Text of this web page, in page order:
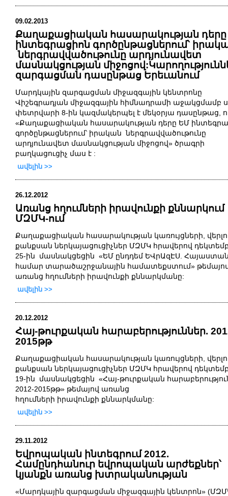
09.02.2013
Քաղաքացիական հասարակության
ինտեգրացիոն գործընթացներում՝
ներգրավվածութունը արդյունավետ
մասնակցության
զարգացման դասընթաց Երեւանում
Մարդկային զարգացման միջազգային կենտրոնը
Վիշեգրադյան միջազգային հիմնադրամի աջակցմամբ
փետրվարի 8-ին կազմակերպել է մեկօրյա դասընթաց,
«Քաղաքացիական հասարակության դերը ԵՄ
գործընթացներում՝ իրական ներգրավվածութունը
արդյունավետ մասնակցության միջոցով» ծրագրի
բաղկացուցիչ մաս է :
ավելին >>
26.12.2012
Առանց հղումների իրավունքի քննարկում
ՄԶՄԿ-ում
Քաղաքացիական հասարակության կառույցների,
քանքսաններկայացուցիչներ ՄԶՄԿ հրավերով
25- ին մասնակցեցին «ԵՄ ընդդեմ ԵՎրԱզԷՍ.
համար տարածաշրջանային համատեքստում»
առանց հղումների իրավունքի քննարկմանը:
ավելին >>
20.12.2012
Հայ-թուրքական հարաբերություններ.
2015թթ
Քաղաքացիական հասարակության կառույցների,
քանքսաններկայացուցիչներ ՄԶՄԿ հրավերով
19- ին մասնակցեցին «Հայ-թուրքական
2012-2015թթ» թեմայով առանց
հղումների իրավունքի քննարկմանը:
ավելին >>
29.11.2012
Եվրոպական ինտեգրում 2012.
Համընդհանուր եվրոպական արժեքներ՝
կյանքն առանց խտրականության
«Մարդկային զարգացման միջազգային կենտրոն»